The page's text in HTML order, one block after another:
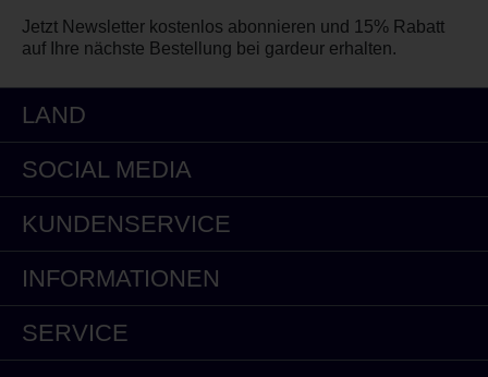
Jetzt Newsletter kostenlos abonnieren und 15% Rabatt
auf Ihre nächste Bestellung bei gardeur erhalten.
LAND
SOCIAL MEDIA
KUNDENSERVICE
INFORMATIONEN
SERVICE